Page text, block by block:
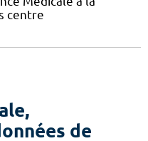
centre
de